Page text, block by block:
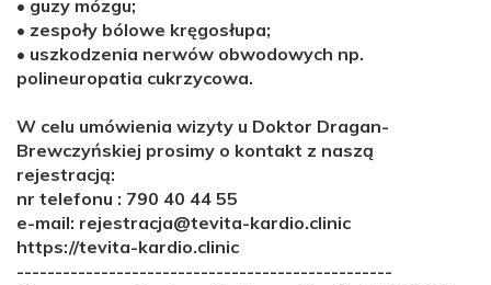
• guzy mózgu;
• zespoły bólowe kręgosłupa;
• uszkodzenia nerwów obwodowych np.
polineuropatia cukrzycowa.
W celu umówienia wizyty u Doktor Dragan-
Brewczyńskiej prosimy o kontakt z naszą
rejestracją:
nr telefonu : 790 40 44 55
e-mail: rejestracja@tevita-kardio.clinic
https://tevita-kardio.clinic
-------------------------------------------------